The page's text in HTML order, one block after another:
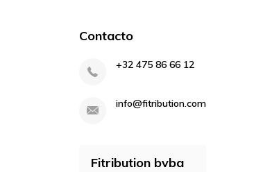
Contacto
+32 475 86 66 12
info@fitribution.com
Fitribution bvba